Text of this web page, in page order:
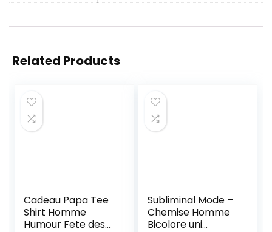
Related Products
Cadeau Papa Tee
Shirt Homme
Humour Fete des
Subliminal Mode –
Chemise Homme
Bicolore uni